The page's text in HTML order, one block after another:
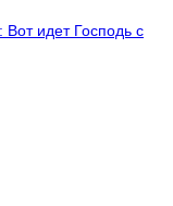
Вот идет Господь с